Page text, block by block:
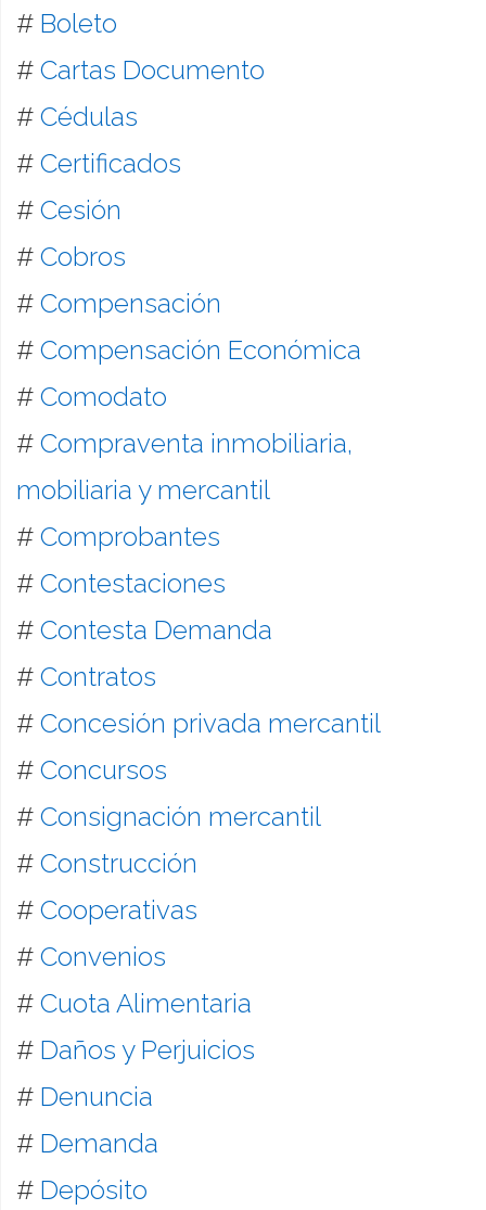
# Boleto
# Cartas Documento
# Cédulas
# Certificados
# Cesión
# Cobros
# Compensación
# Compensación Económica
# Comodato
# Compraventa inmobiliaria,
mobiliaria y mercantil
# Comprobantes
# Contestaciones
# Contesta Demanda
# Contratos
# Concesión privada mercantil
# Concursos
# Consignación mercantil
# Construcción
# Cooperativas
# Convenios
# Cuota Alimentaria
# Daños y Perjuicios
# Denuncia
# Demanda
# Depósito